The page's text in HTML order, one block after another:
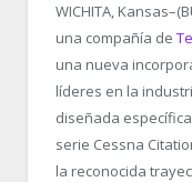
WICHITA,
una compañía de
una nueva
líderes en la
diseñada
serie Cessna
la reconocida